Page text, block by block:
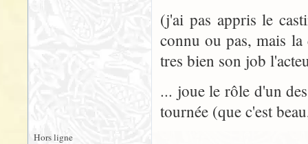
(j'ai pas appris le
connu ou pas, mais
tres bien son job
... joue le rôle d'un
tournée (que c'est
Hors ligne